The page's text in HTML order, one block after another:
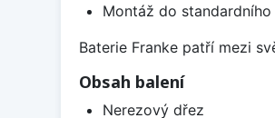
Montáž do
Baterie Franke patří mezi
Obsah balení
Nerezový dřez